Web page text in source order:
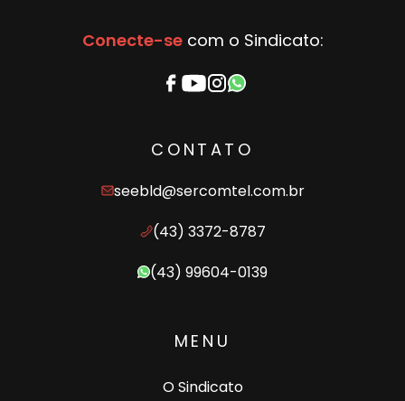
Conecte-secom o Sindicato:
CONTATO
seebld@sercomtel.com.br
(43) 3372-8787
(43) 99604-0139
MENU
O Sindicato